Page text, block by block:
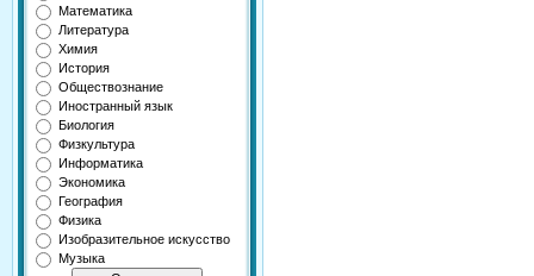
Математика
Литература
Химия
История
Обществознание
Иностранный язык
Биология
Физкультура
Информатика
Экономика
География
Физика
Изобразительное искусство
Музыка